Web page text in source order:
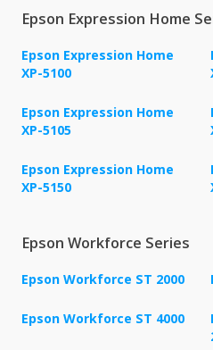
Epson Expression Home
Epson Expression Home
XP-5100
Epson Expression Home
XP-5105
Epson Expression Home
XP-5150
Epson Workforce Series
Epson Workforce ST 2000
Epson Workforce ST 4000